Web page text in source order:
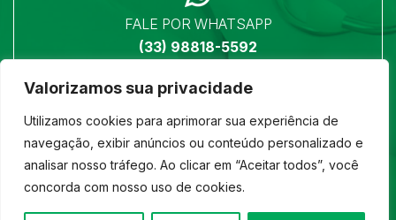
Valorizamos sua privacidade
Utilizamos cookies para aprimorar sua experiência de
navegação, exibir anúncios ou conteúdo personalizado e
analisar nosso tráfego. Ao clicar em “Aceitar todos”, você
concorda com nosso uso de cookies.
FALE POR WHATSAPP
(33) 98818-5592
LOCALIZAÇÃO